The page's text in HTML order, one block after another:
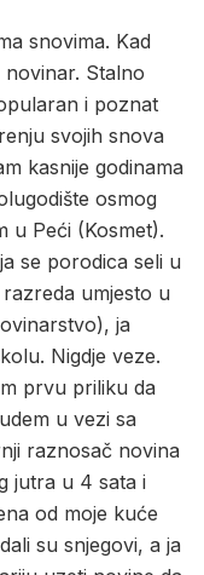
snovima. Kad
novinar. Stalno
i poznat
svojih snova
kasnije godinama
osmog
u Peći (Kosmet).
se porodica seli u
umjesto u
ja
Nigdje veze.
prvu priliku da
u vezi sa
raznosač novina
jutra u 4 sata i
od moje kuće
su snjegovi, a ja